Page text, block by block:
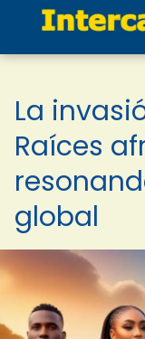
La
Raíces
global